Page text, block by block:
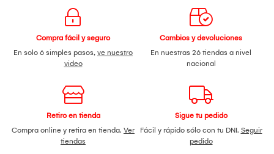
Compra fácil y seguro
En solo 6 simples pasos, ve nuestro
video
Cambios y devoluciones
En nuestras 26 tiendas a nivel
nacional
Retiro en tienda
Compra online y retira en tienda. Ver
tiendas
Sigue tu pedido
Fácil y rápido sólo con tu DNI. Seguir
pedido